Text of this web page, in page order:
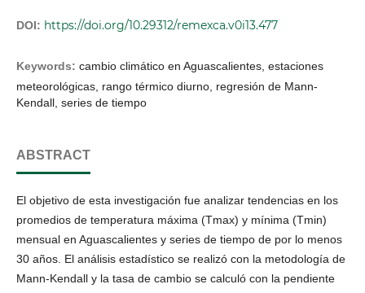
DOI: https://doi.org/10.29312/remexca.v0i13.477
Keywords: cambio climático en Aguascalientes, estaciones
meteorológicas, rango térmico diurno, regresión de Mann-
Kendall, series de tiempo
ABSTRACT
El objetivo de esta investigación fue analizar tendencias en los
promedios de temperatura máxima (Tmax) y mínima (Tmin)
mensual en Aguascalientes y series de tiempo de por lo menos
30 años. El análisis estadístico se realizó con la metodología de
Mann-Kendall y la tasa de cambio se calculó con la pendiente